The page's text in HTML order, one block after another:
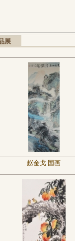
展
赵金戈 国画